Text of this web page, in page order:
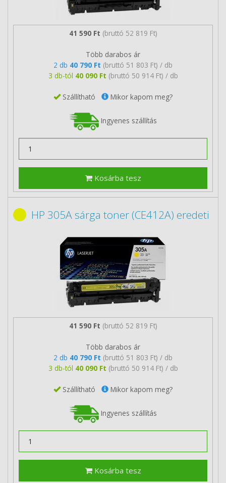
41 590 Ft (bruttó 52 819 Ft)
Több darabos ár
2 db 40 790 Ft (bruttó 51 803 Ft) / db
3 db-tól 40 090 Ft (bruttó 50 914 Ft) / db
Szállítható Mikor kapom meg?
Ingyenes szállítás
Kosárba tesz
HP 305A sárga toner (CE412A) eredeti
41 590 Ft (bruttó 52 819 Ft)
Több darabos ár
2 db 40 790 Ft (bruttó 51 803 Ft) / db
3 db-tól 40 090 Ft (bruttó 50 914 Ft) / db
Szállítható Mikor kapom meg?
Ingyenes szállítás
Kosárba tesz